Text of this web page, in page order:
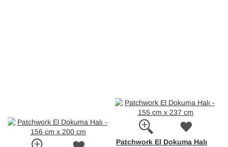
Patchwork El Dokuma Halı